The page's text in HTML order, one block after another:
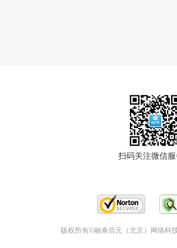
扫码关注微信
版权所有©融泰浩元（北京）网络科